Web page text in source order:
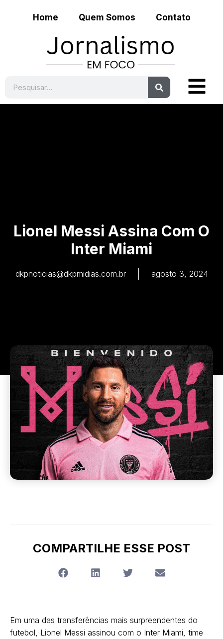
Home Quem Somos Contato
Lionel Messi Assina Com O
Inter Miami
dkpnoticias@dkpmidias.com.br agosto 3, 2024
COMPARTILHE ESSE POST
Em uma das transferências mais surpreendentes do
futebol, Lionel Messi assinou com o Inter Miami, time